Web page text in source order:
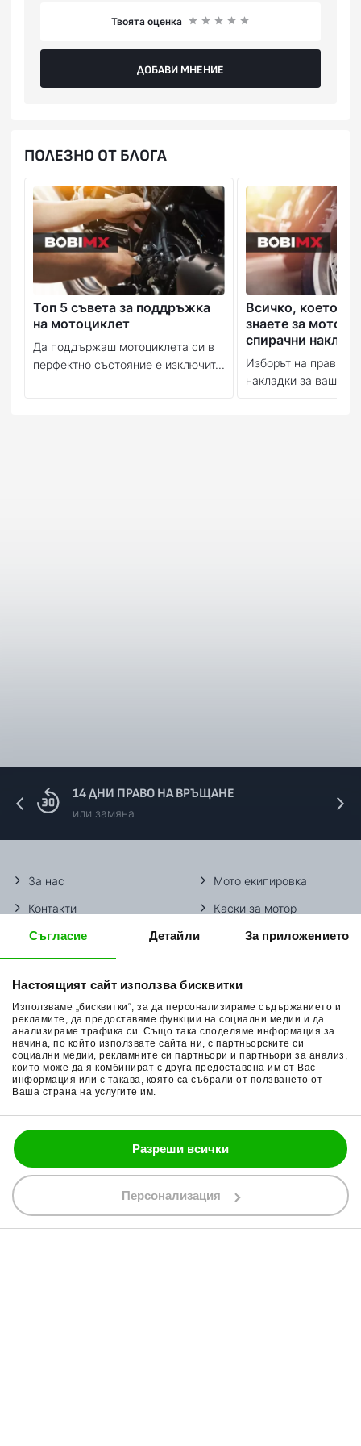
Съгласие Детайли За приложението
Настоящият сайт използва бисквитки
Използваме „бисквитки“, за да персонализираме съдържанието и
рекламите, да предоставяме функции на социални медии и да
анализираме трафика си. Също така споделяме информация за
начина, по който използвате сайта ни, с партньорските си
социални медии, рекламните си партньори и партньори за анализ,
които може да я комбинират с друга предоставена им от Вас
информация или с такава, която са събрали от ползването от
Ваша страна на услугите им.
Разреши всички
Персонализация
Твоята оценка
ДОБАВИ МНЕНИЕ
ПОЛЕЗНО ОТ БЛОГА
Топ 5 съвета за поддръжка
на мотоциклет
Да поддържаш мотоциклета си в
перфектно състояние е изключит...
Всичко, което
знаете за
спирачни
Изборът на
накладки за вашия
14 ДНИ ПРАВО НА ВРЪЩАНЕ
или замяна
За нас
Контакти
Методи доставка
Начини плащане
Връщане на стока
Общи условия
Поверителност
Политика за бисквитки
Мото екипировка
Каски за мотор
Ботуши за мотор
Гуми за мотор
Очила за мотор
Раници за мотор
Ръкавици за мотор
Части за мотор
088 200 7002
shop@bobimx.com